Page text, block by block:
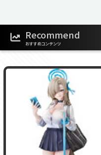
Recommend
おすすめコンテンツ